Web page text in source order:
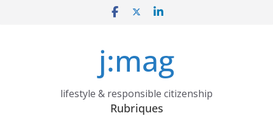
j:mag
lifestyle & responsible citizenship
Rubriques